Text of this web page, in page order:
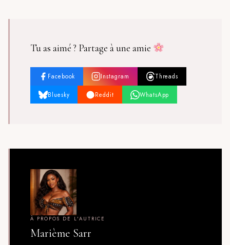
Tu as aimé ? Partage à une amie
Facebook Instagram Threads
Bluesky Reddit WhatsApp
À PROPOS DE L'AUTRICE
Marième Sarr